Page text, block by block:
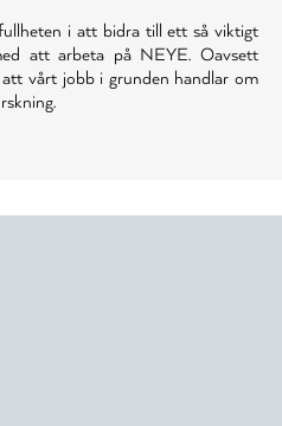
i att bidra till ett så viktigt
att arbeta på NEYE. Oavsett
vårt jobb i grunden handlar om